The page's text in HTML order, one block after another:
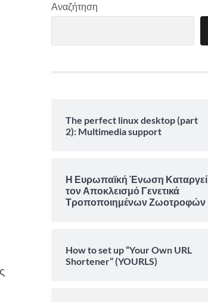
Αναζήτηση
The perfect linux desktop (part
2): Multimedia support
Η Ευρωπαϊκή Ένωση Καταργεί
τον Αποκλεισμό Γενετικά
Τροποποιημένων Ζωοτροφών
How to set up “Your Own URL
Shortener” (YOURLS)